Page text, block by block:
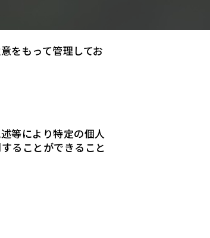
をもって管理してお
等により特定の個人
ることができること